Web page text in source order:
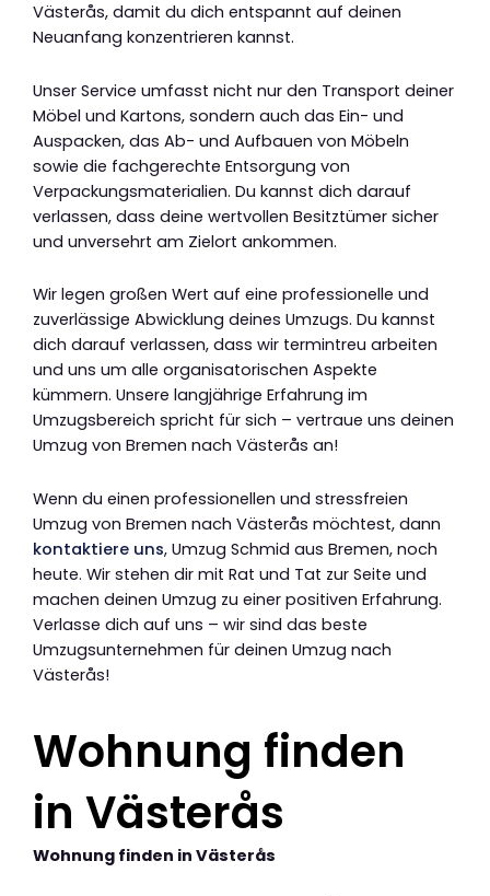
Västerås, damit du dich entspannt auf deinen
Neuanfang konzentrieren kannst.
Unser Service umfasst nicht nur den Transport deiner
Möbel und Kartons, sondern auch das Ein- und
Auspacken, das Ab- und Aufbauen von Möbeln
sowie die fachgerechte Entsorgung von
Verpackungsmaterialien. Du kannst dich darauf
verlassen, dass deine wertvollen Besitztümer sicher
und unversehrt am Zielort ankommen.
Wir legen großen Wert auf eine professionelle und
zuverlässige Abwicklung deines Umzugs. Du kannst
dich darauf verlassen, dass wir termintreu arbeiten
und uns um alle organisatorischen Aspekte
kümmern. Unsere langjährige Erfahrung im
Umzugsbereich spricht für sich – vertraue uns deinen
Umzug von Bremen nach Västerås an!
Wenn du einen professionellen und stressfreien
Umzug von Bremen nach Västerås möchtest, dann
kontaktiere uns, Umzug Schmid aus Bremen, noch
heute. Wir stehen dir mit Rat und Tat zur Seite und
machen deinen Umzug zu einer positiven Erfahrung.
Verlasse dich auf uns – wir sind das beste
Umzugsunternehmen für deinen Umzug nach
Västerås!
Wohnung finden
in Västerås
Wohnung finden in Västerås